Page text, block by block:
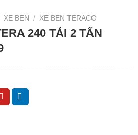
XE BEN / XE BEN TERACO
240 TẢI 2 TẤN